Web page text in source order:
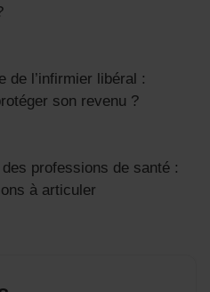
de l’infirmier libéral :
son revenu ?
professions de santé :
à articuler